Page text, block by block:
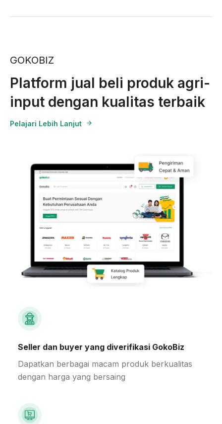
GOKOBIZ
Platform jual beli produk agri-
input dengan kualitas terbaik
Pelajari Lebih Lanjut
Seller dan buyer yang diverifikasi GokoBiz
Dapatkan berbagai macam produk berkualitas
dengan harga yang bersaing